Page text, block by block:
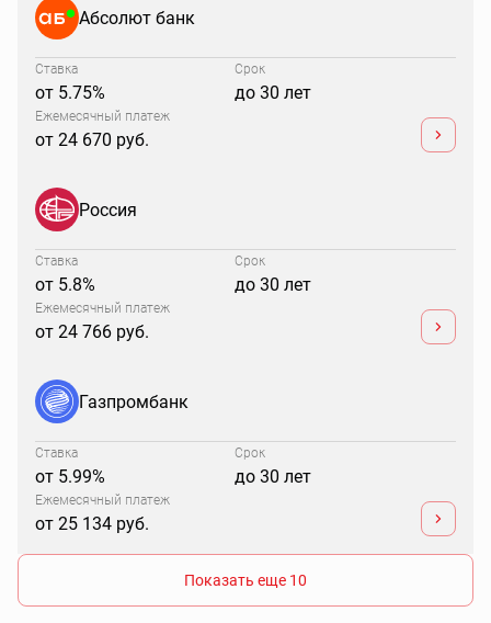
Абсолют банк
Ставка
от 5.75%
Срок
до 30 лет
Ежемесячный платеж
от 24 670 руб.
Россия
Ставка
от 5.8%
Срок
до 30 лет
Ежемесячный платеж
от 24 766 руб.
Газпромбанк
Ставка
от 5.99%
Срок
до 30 лет
Ежемесячный платеж
от 25 134 руб.
Показать еще 10